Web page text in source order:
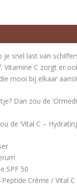
snel last van
Vitamine C zorgt er
mooi bij elkaar
Dan zou de
de ‘Vital C –
SPF 50
Crème / Vital